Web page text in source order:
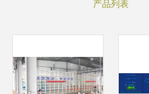
产品列表